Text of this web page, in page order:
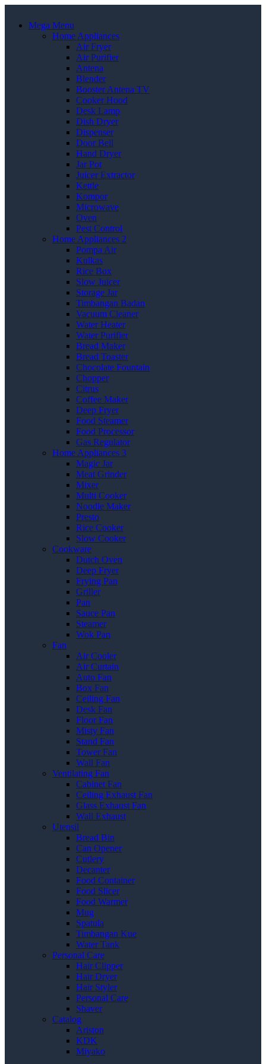
Mega Menu
Home Appliances
Air Fryer
Air Purifier
Antena
Blender
Booster Antena TV
Cooker Hood
Desk Lamp
Dish Dryer
Dispenser
Door Bell
Hand Dryer
Jar Pot
Juicer Extractor
Kettle
Kompor
Microwave
Oven
Pest Control
Home Appliances 2
Pompa Air
Kulkas
Rice Box
Slow Juicer
Storage Jar
Timbangan Badan
Vacuum Cleaner
Water Heater
Water Purifier
Bread Maker
Bread Toaster
Chocolate Fountain
Chopper
Citrus
Coffee Maker
Deep Fryer
Food Steamer
Food Processor
Gas Regulator
Home Appliances 3
Magic Jar
Meat Grinder
Mixer
Multi Cooker
Noodle Maker
Presto
Rice Cooker
Slow Cooker
Cookware
Dutch Oven
Deep Fryer
Frying Pan
Griller
Pan
Sauce Pan
Steamer
Wok Pan
Fan
Air Cooler
Air Curtain
Auto Fan
Box Fan
Ceiling Fan
Desk Fan
Floor Fan
Misty Fan
Stand Fan
Tower Fan
Wall Fan
Ventilating Fan
Cabinet Fan
Ceiling Exhaust Fan
Glass Exhaust Fan
Wall Exhaust
Utensil
Bread Bin
Can Opener
Cutlery
Decanter
Food Container
Food Slicer
Food Warmer
Mug
Spatula
Timbangan Kue
Water Tank
Personal Care
Hair Clipper
Hair Dryer
Hair Styler
Personal Care
Shaver
Catalog
Ariston
KDK
Miyako